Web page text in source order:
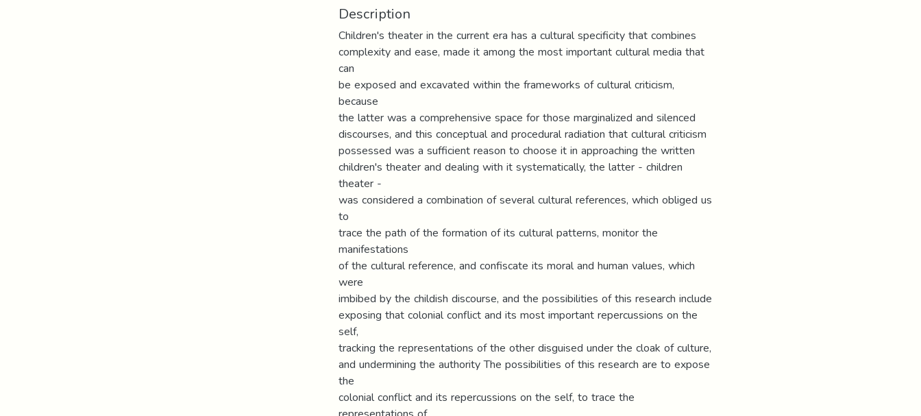
Description
Children's theater in the current era has a cultural specificity that combines
complexity and ease, made it among the most important cultural media that
can
be exposed and excavated within the frameworks of cultural criticism,
because
the latter was a comprehensive space for those marginalized and silenced
discourses, and this conceptual and procedural radiation that cultural criticism
possessed was a sufficient reason to choose it in approaching the written
children's theater and dealing with it systematically, the latter - children
theater -
was considered a combination of several cultural references, which obliged us
to
trace the path of the formation of its cultural patterns, monitor the
manifestations
of the cultural reference, and confiscate its moral and human values, which
were
imbibed by the childish discourse, and the possibilities of this research include
exposing that colonial conflict and its most important repercussions on the
self,
tracking the representations of the other disguised under the cloak of culture,
and undermining the authority The possibilities of this research are to expose
the
colonial conflict and its repercussions on the self, to trace the